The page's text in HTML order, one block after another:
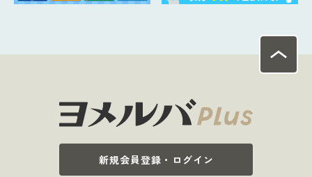
新規会員登録・ログイン